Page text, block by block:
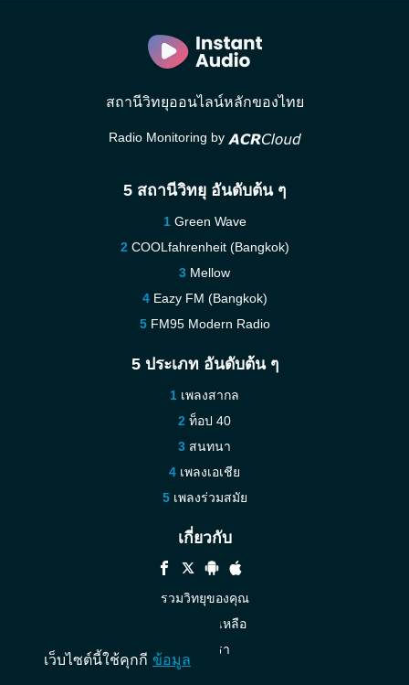
สถานีวิทยุออนไลน์หลักของไทย
Radio Monitoring by
5 สถานีวิทยุ อันดับต้น ๆ
Green Wave
COOLfahrenheit (Bangkok)
Mellow
Eazy FM (Bangkok)
FM95 Modern Radio
5 ประเภท อันดับต้น ๆ
เพลงสากล
ท็อป 40
สนทนา
เพลงเอเชีย
เพลงร่วมสมัย
เกี่ยวกับ
รวมวิทยุของคุณ
ความช่วยเหลือ
ติดต่อเรา
เว็บไซต์นี้ใช้คุกกี ข้อมูล